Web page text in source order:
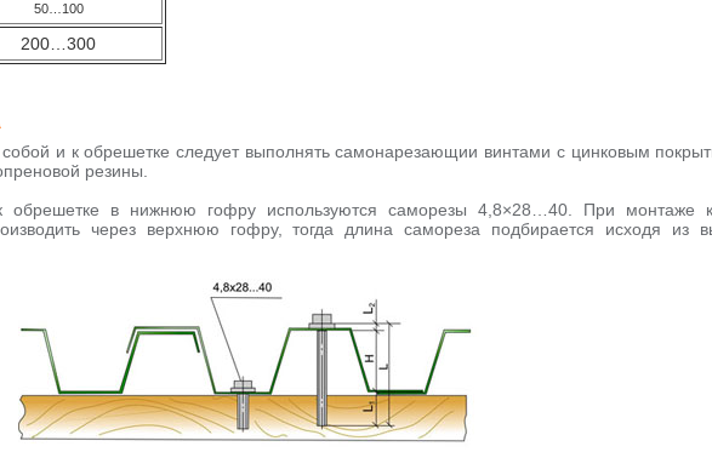
50…100
200…300
и к обрешетке следует выполнять самонарезающии винтами с цинковым
резины.
обрешетке в нижнюю гофру используются саморезы 4,8×28…40. При монтаже
через верхнюю гофру, тогда длина самореза подбирается исходя из